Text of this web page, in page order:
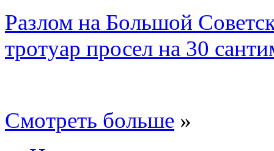
Разлом на Большой
тротуар просел на 30
Смотреть больше »